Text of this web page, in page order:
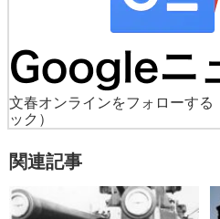
文春オンラインをフォローする
ック）
関連記事